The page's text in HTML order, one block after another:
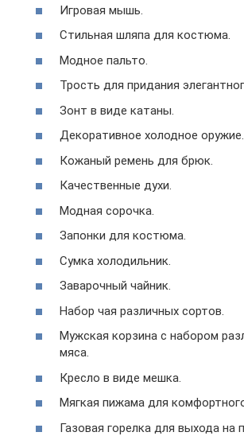
Игровая мышь.
Стильная шляпа для костюма.
Модное пальто.
Трость для придания
Зонт в виде катаны.
Декоративное холодное оружие.
Кожаный ремень для брюк.
Качественные духи.
Модная сорочка.
Запонки для костюма.
Сумка холодильник.
Заварочный чайник.
Набор чая различных сортов.
Мужская корзина с набором
мяса.
Кресло в виде мешка.
Мягкая пижама для
Газовая горелка для выхода на